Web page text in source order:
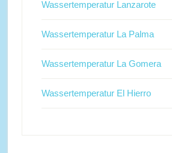
Wassertemperatur Lanzarote
Wassertemperatur La Palma
Wassertemperatur La Gomera
Wassertemperatur El Hierro